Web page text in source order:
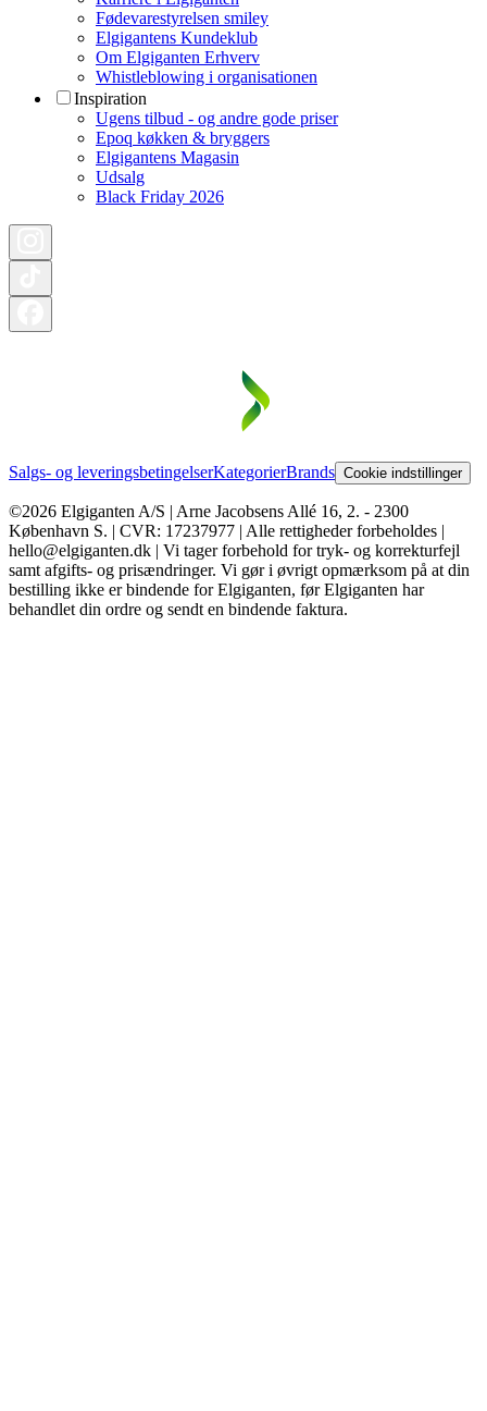
Fødevarestyrelsen smiley
Elgigantens Kundeklub
Om Elgiganten Erhverv
Whistleblowing i organisationen
Inspiration
Ugens tilbud - og andre gode priser
Epoq køkken & bryggers
Elgigantens Magasin
Udsalg
Black Friday 2026
Salgs- og leveringsbetingelserKategorierBrands Cookie indstillinger
©2026 Elgiganten A/S | Arne Jacobsens Allé 16, 2. - 2300
København S. | CVR: 17237977 | Alle rettigheder forbeholdes |
hello@elgiganten.dk | Vi tager forbehold for tryk- og korrekturfejl
samt afgifts- og prisændringer. Vi gør i øvrigt opmærksom på at din
bestilling ikke er bindende for Elgiganten, før Elgiganten har
behandlet din ordre og sendt en bindende faktura.